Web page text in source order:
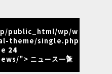
public_html/wp/w
theme/single.php
24
"> ニュース一覧